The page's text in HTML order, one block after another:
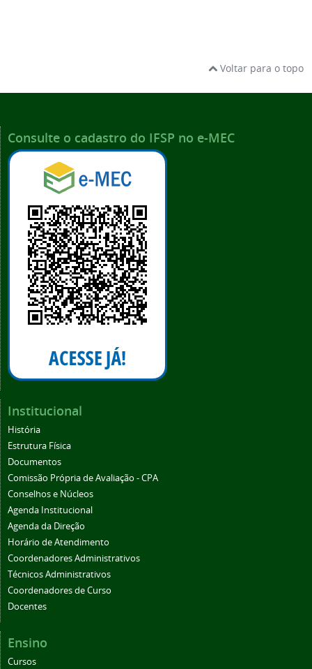
Voltar para o topo
Consulte o cadastro do IFSP no e-MEC
Institucional
História
Estrutura Física
Documentos
Comissão Própria de Avaliação - CPA
Conselhos e Núcleos
Agenda Institucional
Agenda da Direção
Horário de Atendimento
Coordenadores Administrativos
Técnicos Administrativos
Coordenadores de Curso
Docentes
Ensino
Cursos